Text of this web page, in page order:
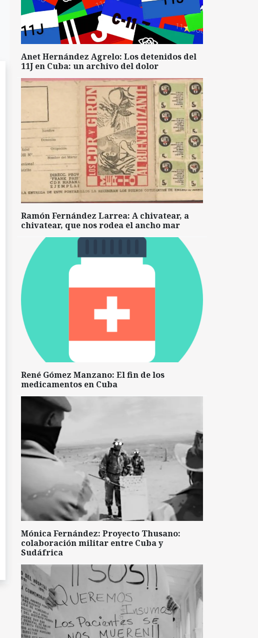
Anet Hernández Agrelo: Los detenidos del
11J en Cuba: un archivo del dolor
Ramón Fernández Larrea: A chivatear, a
chivatear, que nos rodea el ancho mar
René Gómez Manzano: El fin de los
medicamentos en Cuba
Mónica Fernández: Proyecto Thusano:
colaboración militar entre Cuba y
Sudáfrica